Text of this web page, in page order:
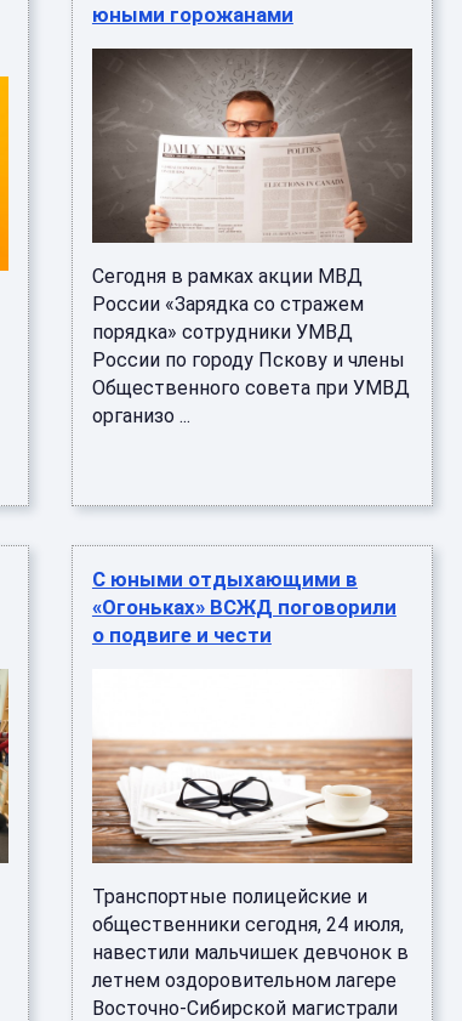
юными горожанами
Сегодня в рамках акции МВД
России «Зарядка со стражем
порядка» сотрудники УМВД
России по городу Пскову и члены
Общественного совета при УМВД
организо ...
С юными отдыхающими в
«Огоньках» ВСЖД поговорили
о подвиге и чести
Транспортные полицейские и
общественники сегодня, 24 июля,
навестили мальчишек девчонок в
летнем оздоровительном лагере
Восточно-Сибирской магистрали